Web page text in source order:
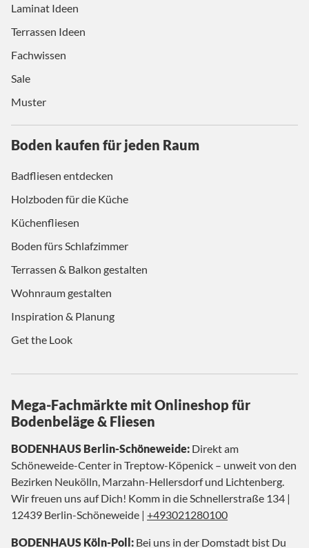
Laminat Ideen
Terrassen Ideen
Fachwissen
Sale
Muster
Boden kaufen für jeden Raum
Badfliesen entdecken
Holzboden für die Küche
Küchenfliesen
Boden fürs Schlafzimmer
Terrassen & Balkon gestalten
Wohnraum gestalten
Inspiration & Planung
Get the Look
Mega-Fachmärkte mit Onlineshop für
Bodenbeläge & Fliesen
BODENHAUS Berlin-Schöneweide: Direkt am
Schöneweide-Center in Treptow-Köpenick – unweit von den
Bezirken Neukölln, Marzahn-Hellersdorf und Lichtenberg.
Wir freuen uns auf Dich! Komm in die Schnellerstraße 134 |
12439 Berlin-Schöneweide | +493021280100
BODENHAUS Köln-Poll: Bei uns in der Domstadt bist Du